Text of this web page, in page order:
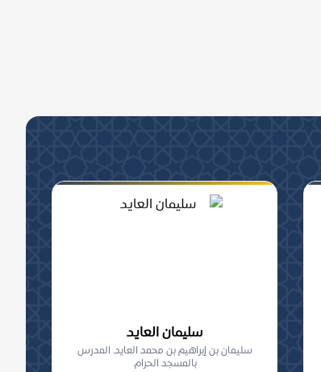
سليمان العايد
سليمان بن إبراهيم بن محمد العايد. المدرس
بالمسجد الحرام.